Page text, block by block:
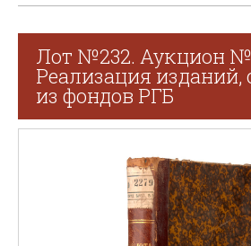
Лот №232. Аукцион №
Реализация
из фондов РГБ